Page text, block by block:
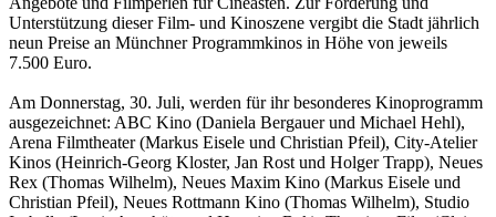
Unterstützung dieser Film- und Kinoszene vergibt die Stadt jährlich
neun Preise an Münchner Programmkinos in Höhe von jeweils
7.500 Euro.
Am Donnerstag, 30. Juli, werden für ihr besonderes Kinoprogramm
ausgezeichnet: ABC Kino (Daniela Bergauer und Michael Hehl),
Arena Filmtheater (Markus Eisele und Christian Pfeil), City-Atelier
Kinos (Heinrich-Georg Kloster, Jan Rost und Holger Trapp), Neues
Rex (Thomas Wilhelm), Neues Maxim Kino (Markus Eisele und
Christian Pfeil), Neues Rottmann Kino (Thomas Wilhelm), Studio